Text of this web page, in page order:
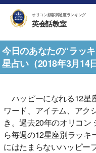
オリコン顧客満足度ランキング
英会話教室
今日のあなたの“ラッ
星占い（2018年3月14日
ハッピーになれる12星
ワード、アイテム、アク
き。過去20年のオリコン
ら毎週の12星座別ラッキ
にはたまらないハッピー